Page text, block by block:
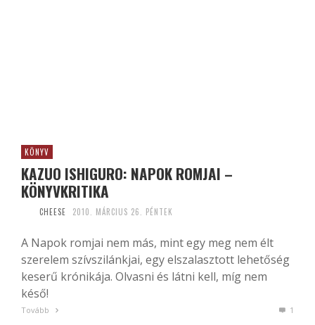
KÖNYV
KAZUO ISHIGURO: NAPOK ROMJAI –
KÖNYVKRITIKA
CHEESE 2010. MÁRCIUS 26. PÉNTEK
A Napok romjai nem más, mint egy meg nem élt
szerelem szívszilánkjai, egy elszalasztott lehetőség
keserű krónikája. Olvasni és látni kell, míg nem
késő!
Tovább 1